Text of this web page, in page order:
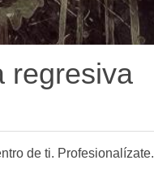
regresiva
de ti. Profesionalízate.